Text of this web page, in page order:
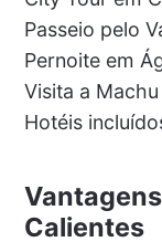
Passeio pelo
Pernoite em
Visita a
Hotéis
Calientes